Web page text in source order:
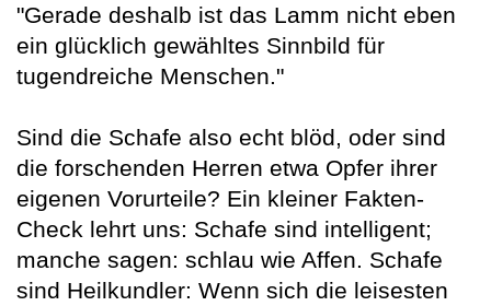
"Gerade deshalb ist das Lamm nicht eben
ein glücklich gewähltes Sinnbild für
tugendreiche Menschen."
Sind die Schafe also echt blöd, oder sind
die forschenden Herren etwa Opfer ihrer
eigenen Vorurteile? Ein kleiner Fakten-
Check lehrt uns: Schafe sind intelligent;
manche sagen: schlau wie Affen. Schafe
sind Heilkundler: Wenn sich die leisesten